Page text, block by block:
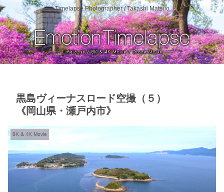
Timelapse Photographer / Takashi Matsuo
黒島ヴィーナスロード空撮（５）
《岡山県・瀬戸内市》
8K & 4K Movie